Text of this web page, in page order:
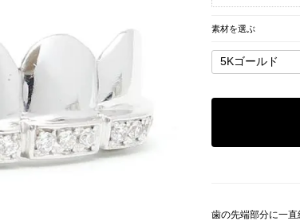
素材を選ぶ
歯の先端部分に一